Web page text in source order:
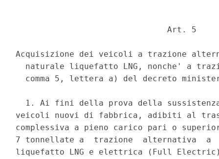
                               Art. 5
Acquisizione dei veicoli a trazione
naturale liquefatto LNG, nonche' a
comma 5, lettera a) del decreto
1. Ai fini della prova della
veicoli nuovi di fabbrica, adibiti al
complessiva a pieno carico pari o
7 tonnellate a  trazione  alternativa  a
liquefatto LNG e elettrica (Full